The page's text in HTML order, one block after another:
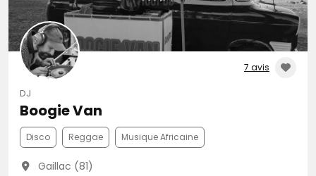
7 avis
DJ
Boogie Van
Disco Reggae Musique Africaine
Gaillac (81)